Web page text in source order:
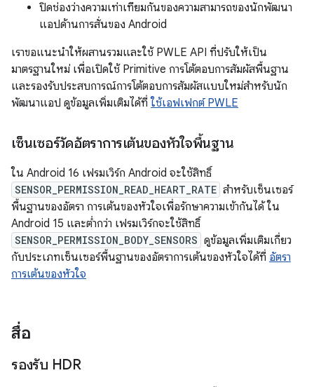
ปิดช่องว่างความเท่าเทียมกันของความสามารถของนักพัฒนา
แอปด้านการสั่นของ Android
เราขอแนะนำให้ผสานรวมและใช้ PWLE API ที่ปรับให้เป็น
มาตรฐานใหม่ เพื่อเปิดใช้ Primitive การโต้ตอบการสัมผัสพื้นฐาน
และรองรับประสบการณ์การโต้ตอบการสัมผัสแบบใหม่สำหรับนัก
พัฒนาแอป ดูข้อมูลเพิ่มเติมได้ที่ ใช้เอฟเฟกต์ PWLE
เซ็นเซอร์วัดอัตราการเต้นของหัวใจพื้นฐาน
ใน Android 16 เฟรมเวิร์ก Android จะใช้สิทธิ์
SENSOR_PERMISSION_READ_HEART_RATE สำหรับเซ็นเซอร์
พื้นฐานของอัตรา การเต้นของหัวใจเพื่อรักษาความเข้ากันได้ ใน
Android 15 และต่ำกว่า เฟรมเวิร์กจะใช้สิทธิ์
SENSOR_PERMISSION_BODY_SENSORS ดูข้อมูลเพิ่มเติมเกี่ยว
กับประเภทเซ็นเซอร์พื้นฐานของอัตราการเต้นของหัวใจได้ที่ อัตรา
การเต้นของหัวใจ
สื่อ
รองรับ HDR